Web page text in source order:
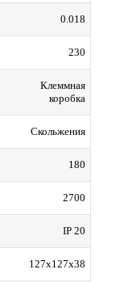
0.018
230
Клеммная
коробка
Скольжения
180
2700
IP 20
127x127x38